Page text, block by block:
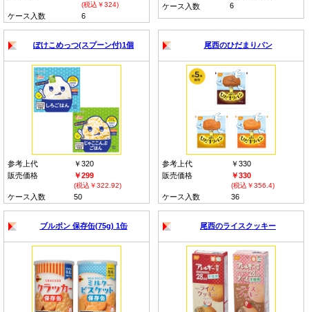
(税込￥324)
ケース入数 6
ケース入数
6
ぽけこめっつ(スプーン付)1個
参考上代
￥320
販売価格
￥299
(税込￥322.92)
ケース入数 50
尾西のひだまりパン
参考上代
￥330
販売価格
￥330
(税込￥356.4)
ケース入数 36
ブルボン 保存缶(75g) 1缶 尾西のライスクッキー